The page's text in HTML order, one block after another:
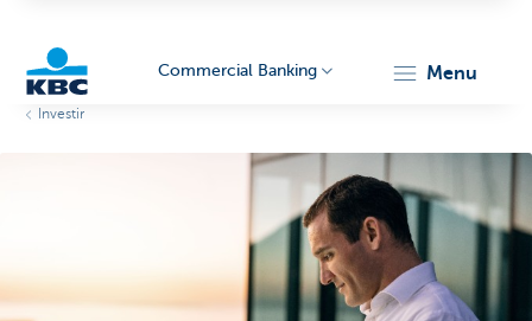
Commercial Banking menu
Investir